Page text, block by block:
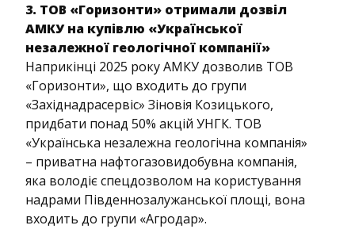
3. ТОВ «Горизонти» отримали дозвіл
АМКУ на купівлю «Української
незалежної геологічної компанії»
Наприкінці 2025 року АМКУ дозволив ТОВ
«Горизонти», що входить до групи
«Західнадрасервіс» Зіновія Козицького,
придбати понад 50% акцій УНГК. ТОВ
«Українська незалежна геологічна компанія»
– приватна нафтогазовидобувна компанія,
яка володіє спецдозволом на користування
надрами Південнозалужанської площі, вона
входить до групи «Агродар».